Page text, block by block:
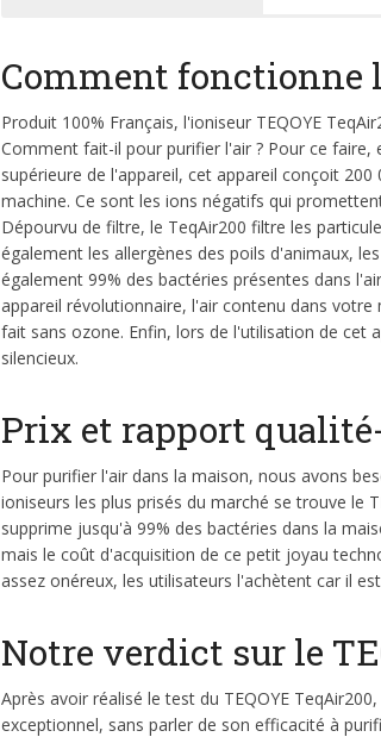
Comme il ne
plus, il n'a
de
douceur les
un doux
Concernant
En effet,
par an pour
compacte.
facilement
maison
Comment fonctionne
Produit 100% Français, l'ioniseur TEQOYE
Comment fait-il pour purifier l'air ? Pour ce
supérieure de l'appareil, cet appareil conçoit
machine. Ce sont les ions négatifs qui
Dépourvu de filtre, le TeqAir200 filtre les
également les allergènes des poils d'animaux,
également 99% des bactéries présentes dans
appareil révolutionnaire, l'air contenu dans
fait sans ozone. Enfin, lors de l'utilisation de cet
silencieux.
Prix et rapport
Pour purifier l'air dans la maison, nous avons
ioniseurs les plus prisés du marché se trouve le
supprime jusqu'à 99% des bactéries dans la
mais le coût d'acquisition de ce petit joyau
assez onéreux, les utilisateurs l'achètent car il
Notre verdict sur le
Après avoir réalisé le test du TEQOYE
exceptionnel, sans parler de son efficacité à